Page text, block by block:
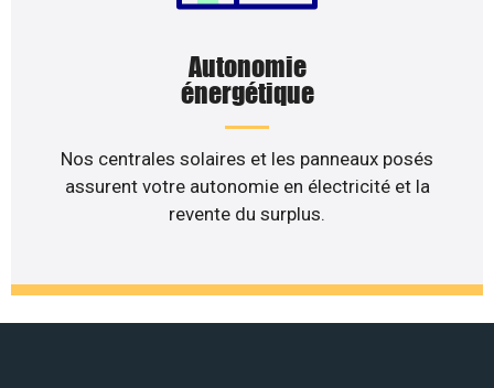
Autonomie
énergétique
Nos centrales solaires et les panneaux posés
assurent votre autonomie en électricité et la
revente du surplus.